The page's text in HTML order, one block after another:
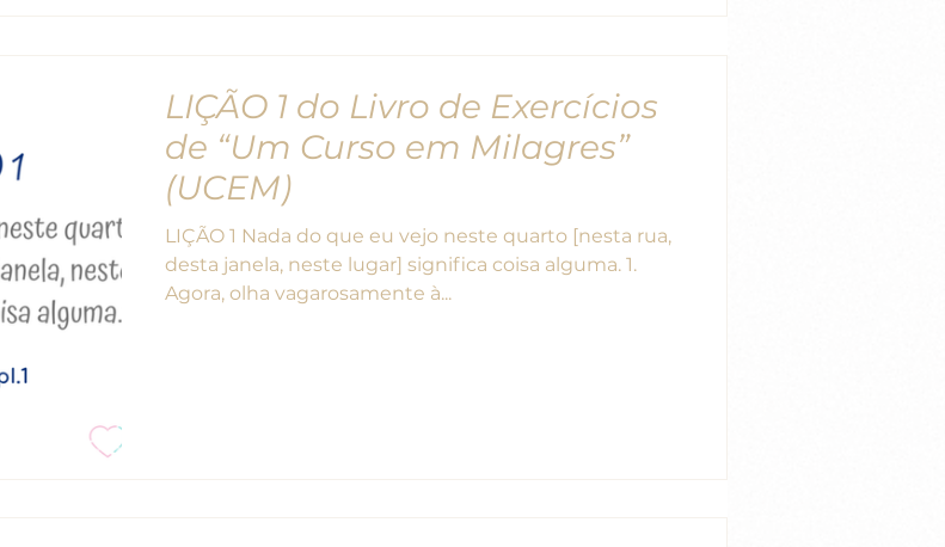
LIÇÃO 1 do Livro de Exercícios
de “Um Curso em Milagres”
(UCEM)
LIÇÃO 1 Nada do que eu vejo neste quarto [nesta rua,
desta janela, neste lugar] significa coisa alguma. 1.
Agora, olha vagarosamente à...